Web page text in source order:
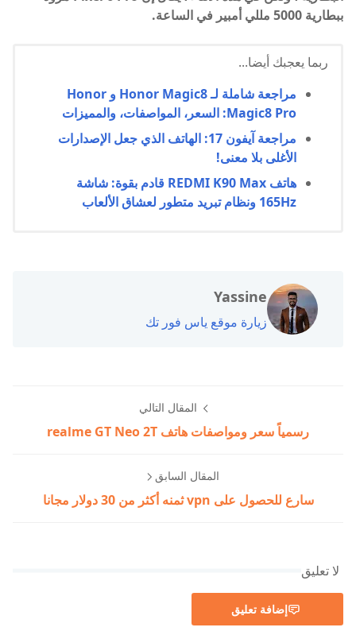
ببطارية 5000 مللي أمبير في الساعة.
ربما يعجبك أيضا...
مراجعة شاملة لـ Honor Magic8 و Honor
Magic8 Pro: السعر، المواصفات، والمميزات
مراجعة آيفون 17: الهاتف الذي جعل الإصدارات
الأغلى بلا معنى!
هاتف REDMI K90 Max قادم بقوة: شاشة
165Hz ونظام تبريد متطور لعشاق الألعاب
Yassine
زيارة موقع ياس فور تك
المقال التالي
رسمياً سعر ومواصفات هاتف realme GT Neo 2T
المقال السابق
سارع للحصول على vpn ثمنه أكثر من 30 دولار مجانا
لا تعليق
إضافة تعليق